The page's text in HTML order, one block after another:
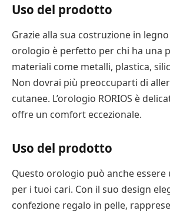
Uso del prodotto
Grazie alla sua costruzione in
orologio è perfetto per chi ha una
materiali come metalli, plastica,
Non dovrai più preoccuparti di
cutanee. L’orologio RORIOS è
offre un comfort eccezionale.
Uso del prodotto
Questo orologio può anche
per i tuoi cari. Con il suo design
confezione regalo in pelle,